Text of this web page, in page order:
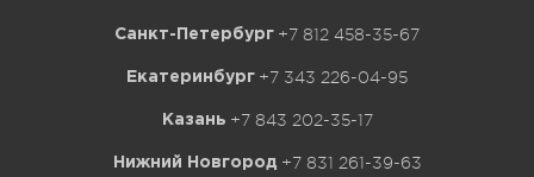
Санкт-Петербург +7 812 458-35-67
Екатеринбург +7 343 226-04-95
Казань +7 843 202-35-17
Нижний Новгород +7 831 261-39-63